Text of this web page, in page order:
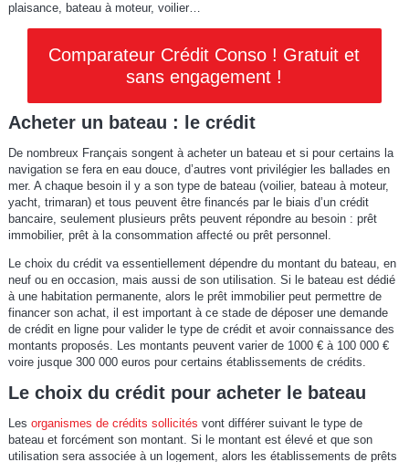
plaisance, bateau à moteur, voilier…
Comparateur Crédit Conso ! Gratuit et
sans engagement !
Acheter un bateau : le crédit
De nombreux Français songent à acheter un bateau et si pour certains la
navigation se fera en eau douce, d’autres vont privilégier les ballades en
mer. A chaque besoin il y a son type de bateau (voilier, bateau à moteur,
yacht, trimaran) et tous peuvent être financés par le biais d’un crédit
bancaire, seulement plusieurs prêts peuvent répondre au besoin : prêt
immobilier, prêt à la consommation affecté ou prêt personnel.
Le choix du crédit va essentiellement dépendre du montant du bateau, en
neuf ou en occasion, mais aussi de son utilisation. Si le bateau est dédié
à une habitation permanente, alors le prêt immobilier peut permettre de
financer son achat, il est important à ce stade de déposer une demande
de crédit en ligne pour valider le type de crédit et avoir connaissance des
montants proposés. Les montants peuvent varier de 1000 € à 100 000 €
voire jusque 300 000 euros pour certains établissements de crédits.
Le choix du crédit pour acheter le bateau
Les organismes de crédits sollicités vont différer suivant le type de
bateau et forcément son montant. Si le montant est élevé et que son
utilisation sera associée à un logement, alors les établissements de prêts